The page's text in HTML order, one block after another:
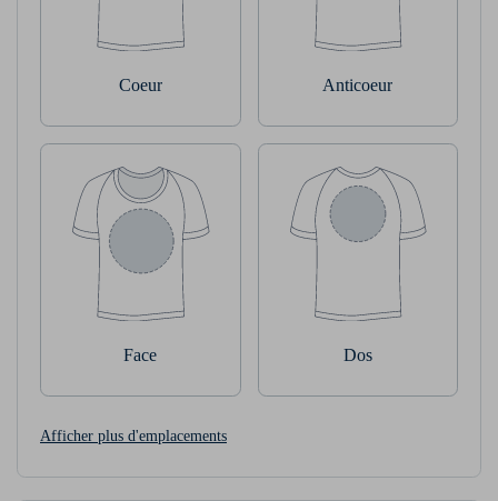
Coeur Anticoeur
Face Dos
Afficher plus d'emplacements